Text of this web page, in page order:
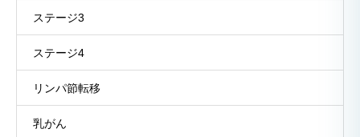
ステージ3
ステージ4
リンパ節転移
乳がん